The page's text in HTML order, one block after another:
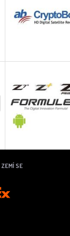
ZEMÍ SE